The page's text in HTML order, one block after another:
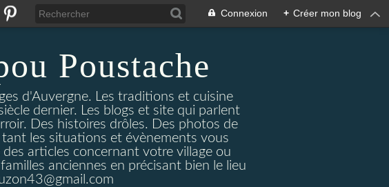
Connexion + Créer mon blog
Poustache
d'Auvergne. Les traditions et cuisine
dernier. Les blogs et site qui parlent
Des histoires drôles. Des photos de
les situations et évènements vous
articles concernant votre village ou
anciennes en précisant bien le lieu